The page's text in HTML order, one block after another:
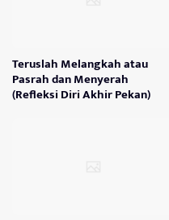
Teruslah Melangkah atau
Pasrah dan Menyerah
(Refleksi Diri Akhir Pekan)